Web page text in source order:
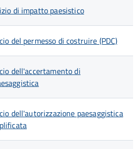
di impatto paesistico
del permesso di costruire (PDC)
dell'accertamento di
dell'autorizzazione paesaggistica